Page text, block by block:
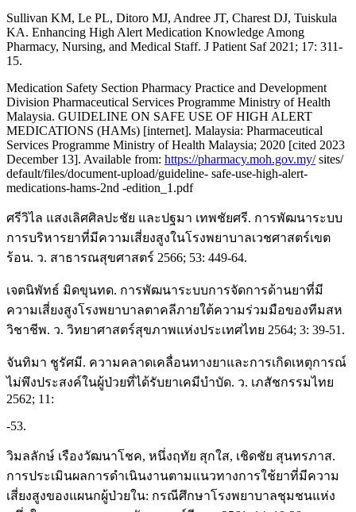
Sullivan KM, Le PL, Ditoro MJ, Andree JT, Charest DJ, Tuiskula
KA. Enhancing High Alert Medication Knowledge Among
Pharmacy, Nursing, and Medical Staff. J Patient Saf 2021; 17: 311-
15.
Medication Safety Section Pharmacy Practice and Development
Division Pharmaceutical Services Programme Ministry of Health
Malaysia. GUIDELINE ON SAFE USE OF HIGH ALERT
MEDICATIONS (HAMs) [internet]. Malaysia: Pharmaceutical
Services Programme Ministry of Health Malaysia; 2020 [cited 2023
December 13]. Available from: https://pharmacy.moh.gov.my/sites/
default/files/document-upload/guideline- safe-use-high-alert-
medications-hams-2nd -edition_1.pdf
ศรีวิไล แสงเลิศศิลปะชัย และปฐมา เทพชัยศรี. การพัฒนาระบบ
การบริหารยาที่มีความเสี่ยงสูงในโรงพยาบาลเวชศาสตร์เขต
ร้อน. ว. สาธารณสุขศาสตร์ 2566; 53: 449-64.
เจตนิพัทธ์ มิดขุนทด. การพัฒนาระบบการจัดการด้านยาที่มี
ความเสี่ยงสูงโรงพยาบาลตาคลีภายใต้ความร่วมมือของทีมสห
วิชาชีพ. ว. วิทยาศาสตร์สุขภาพแห่งประเทศไทย 2564; 3: 39-51.
จันทิมา ชูรัศมี. ความคลาดเคลื่อนทางยาและการเกิดเหตุการณ์
ไม่พึงประสงค์ในผู้ป่วยที่ได้รับยาเคมีบําบัด. ว. เภสัชกรรมไทย
2562; 11:
-53.
วิมลลักษ์ เรืองวัฒนาโชค, หนึ่งฤทัย สุกใส, เชิดชัย สุนทรภาส.
การประเมินผลการดำเนินงานตามแนวทางการใช้ยาที่มีความ
เสี่ยงสูงของแผนกผู้ป่วยใน: กรณีศึกษาโรงพยาบาลชุมชนแห่ง